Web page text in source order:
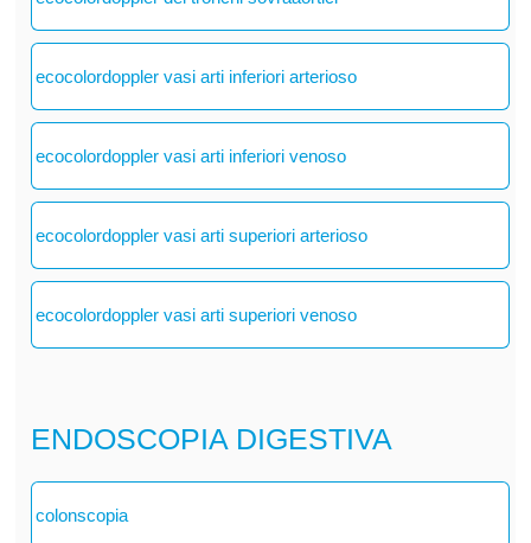
ecocolordoppler vasi arti inferiori arterioso
ecocolordoppler vasi arti inferiori venoso
ecocolordoppler vasi arti superiori arterioso
ecocolordoppler vasi arti superiori venoso
ENDOSCOPIA DIGESTIVA
colonscopia